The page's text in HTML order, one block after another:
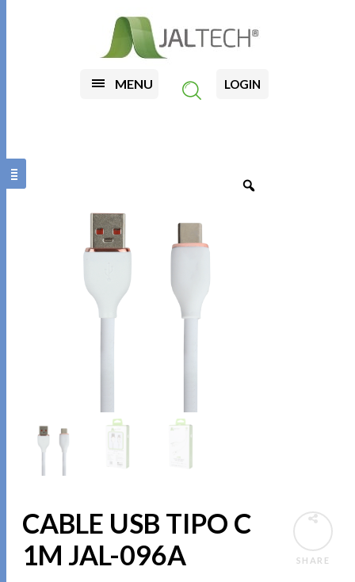
MENU LOGIN
SHARE
CABLE USB TIPO C
1M JAL-096A